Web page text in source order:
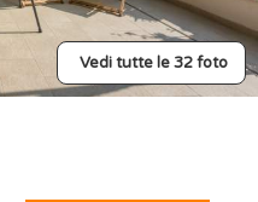
Vedi tutte le 32 foto